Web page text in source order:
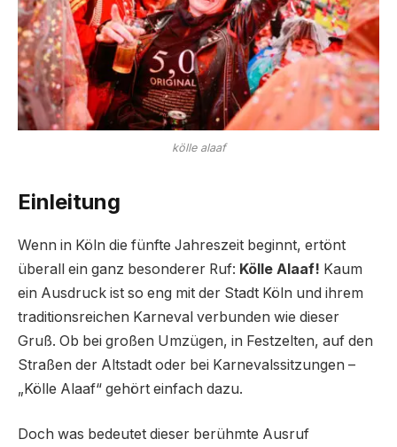
kölle alaaf
Einleitung
Wenn in Köln die fünfte Jahreszeit beginnt, ertönt
überall ein ganz besonderer Ruf: Kölle Alaaf! Kaum
ein Ausdruck ist so eng mit der Stadt Köln und ihrem
traditionsreichen Karneval verbunden wie dieser
Gruß. Ob bei großen Umzügen, in Festzelten, auf den
Straßen der Altstadt oder bei Karnevalssitzungen –
„Kölle Alaaf“ gehört einfach dazu.
Doch was bedeutet dieser berühmte Ausruf